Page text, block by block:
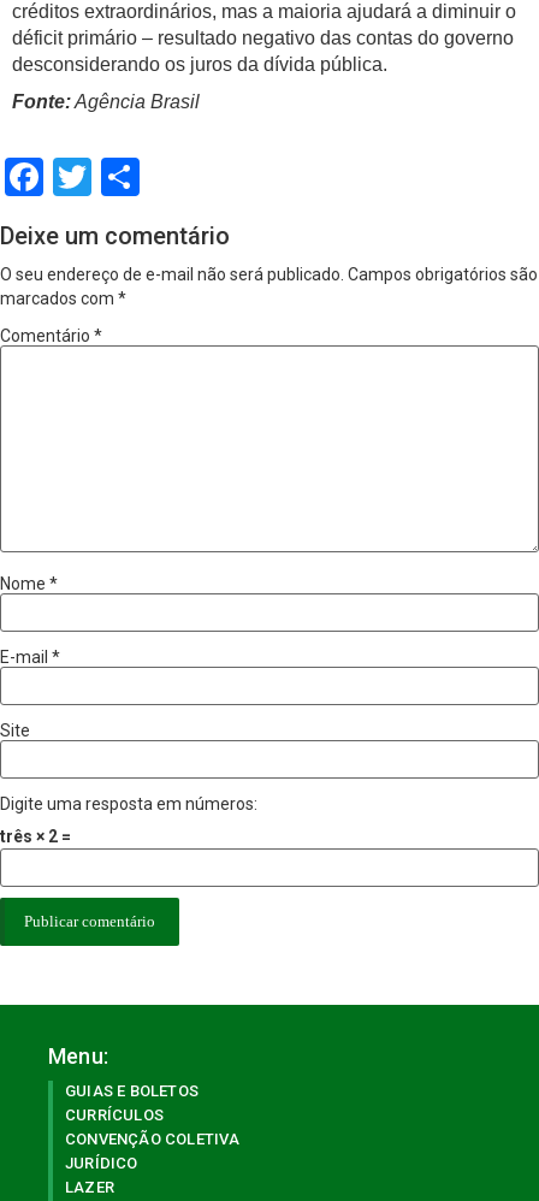
créditos extraordinários, mas a maioria ajudará a diminuir o
déficit primário – resultado negativo das contas do governo
desconsiderando os juros da dívida pública.
Fonte:Agência Brasil
Facebook
Twitter
Deixe um comentário
O seu endereço de e-mail não será publicado. Campos obrigatórios são
marcados com *
Comentário *
Nome *
E-mail *
Site
Digite uma resposta em números:
três × 2 =
Menu:
GUIAS E BOLETOS
CURRÍCULOS
CONVENÇÃO COLETIVA
JURÍDICO
LAZER